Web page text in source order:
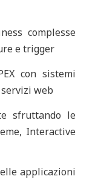
complesse
e trigger
con sistemi
web
sfruttando le
Interactive
applicazioni